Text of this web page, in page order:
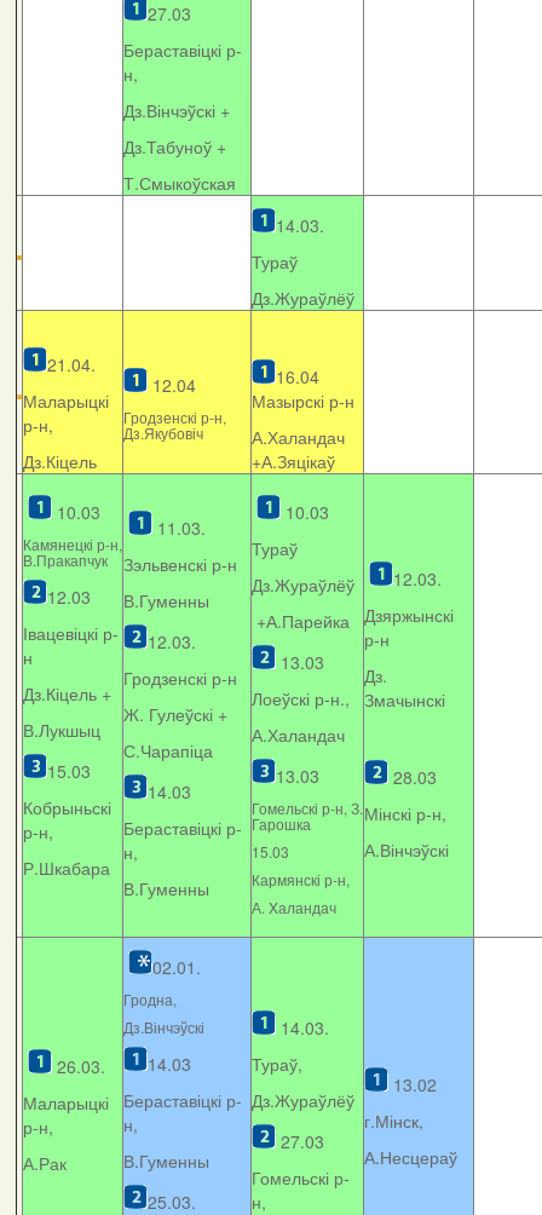
27.03
Бераставіцкі р-
н,
Дз.Вінчэўскі +
Дз.Табуноў +
Т.Смыкоўская
14.03.
Тураў
Дз.Жураўлёў
21.04.
Маларыцкі
р-н,
Дз.Кіцель
12.04
Гродзенскі р-н,
Дз.Якубовіч
16.04
Мазырскі р-н
А.Халандач
+А.Зяцікаў
10.03
Камянецкі р-н,
В.Пракапчук
12.03
Івацевіцкі р-
н
Дз.Кіцель +
В.Лукшыц
15.03
Кобрыньскі
р-н,
Р.Шкабара
11.03.
Зэльвенскі р-н
В.Гуменны
12.03.
Гродзенскі р-н
Ж. Гулеўскі +
С.Чарапіца
14.03
Бераставіцкі р-
н,
В.Гуменны
10.03
Тураў
Дз.Жураўлёў
+А.Парейка
13.03
Лоеўскі р-н.,
А.Халандач
13.03
Гомельскі р-н, З.
Гарошка
15.03
Кармянскі р-н,
А. Xаландач
12.03.
Дзяржынскі
р-н
Дз.
Змачынскі
28.03
Мінскі р-н,
А.Вінчэўскі
26.03.
Маларыцкі
р-н,
А.Рак
02.01.
Гродна,
Дз.Вінчэўскі
14.03
Бераставіцкі р-
н,
В.Гуменны
25.03.
14.03.
Тураў,
Дз.Жураўлёў
27.03
Гомельскі р-
н,
13.02
г.Мінск,
А.Несцераў